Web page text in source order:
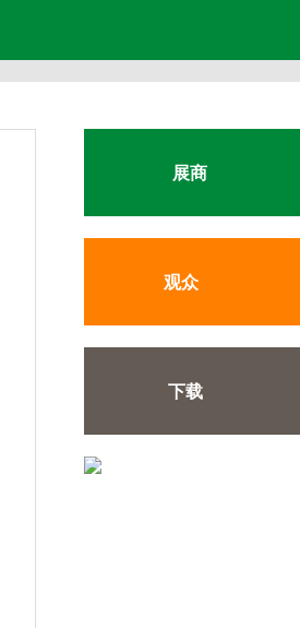
展商
平面图
展品范围
观众
下载